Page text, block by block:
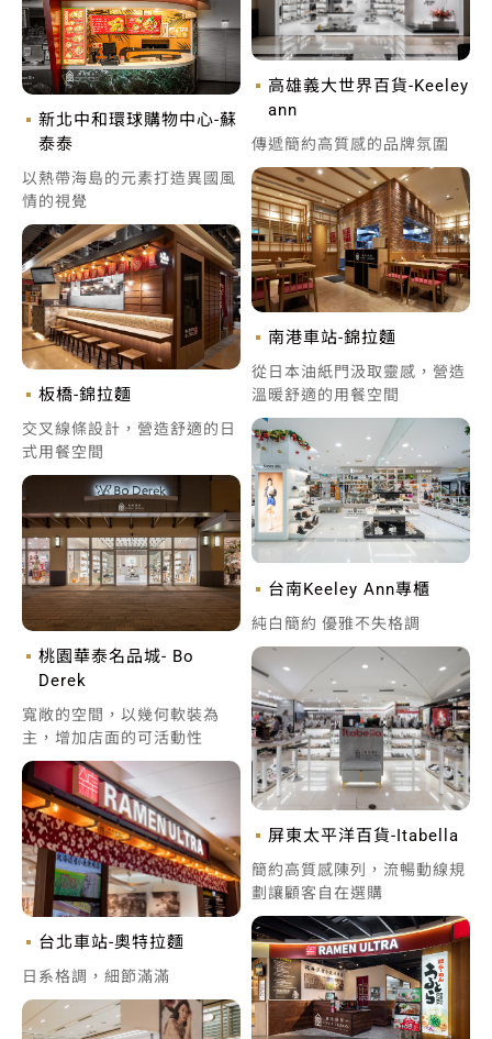
高雄義大世界百貨-Keeley
ann
傳遞簡約高質感的品牌氛圍
新北中和環球購物中心-蘇
泰泰
以熱帶海島的元素打造異國風
情的視覺
南港車站-錦拉麵
從日本油紙門汲取靈感，營造
溫暖舒適的用餐空間
板橋-錦拉麵
交叉線條設計，營造舒適的日
式用餐空間
台南Keeley Ann專櫃
純白簡約 優雅不失格調
桃園華泰名品城- Bo
Derek
寬敞的空間，以幾何軟裝為
主，增加店面的可活動性
屏東太平洋百貨-Itabella
簡約高質感陳列，流暢動線規
劃讓顧客自在選購
台北車站-奧特拉麵
日系格調，細節滿滿